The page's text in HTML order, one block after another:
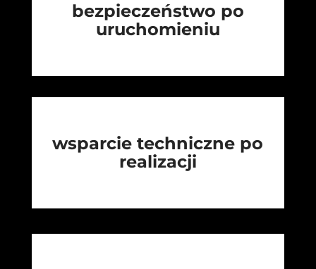
bezpieczeństwo po
uruchomieniu
wsparcie techniczne po
realizacji